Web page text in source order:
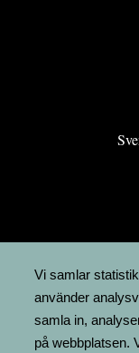
Vi samlar
använder
samla in,
på webbplatsen.